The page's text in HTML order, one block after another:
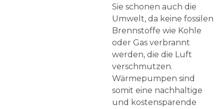
Sie schonen auch die
Umwelt, da keine fossilen
Brennstoffe wie Kohle
oder Gas verbrannt
werden, die die Luft
verschmutzen.
Wärmepumpen sind
somit eine nachhaltige
und kostensparende